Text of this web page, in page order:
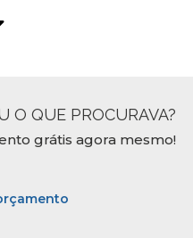
O QUE PROCURAVA?
grátis agora mesmo!